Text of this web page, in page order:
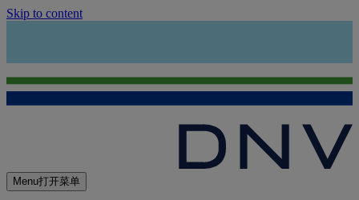
Skip to content
Menu打开菜单